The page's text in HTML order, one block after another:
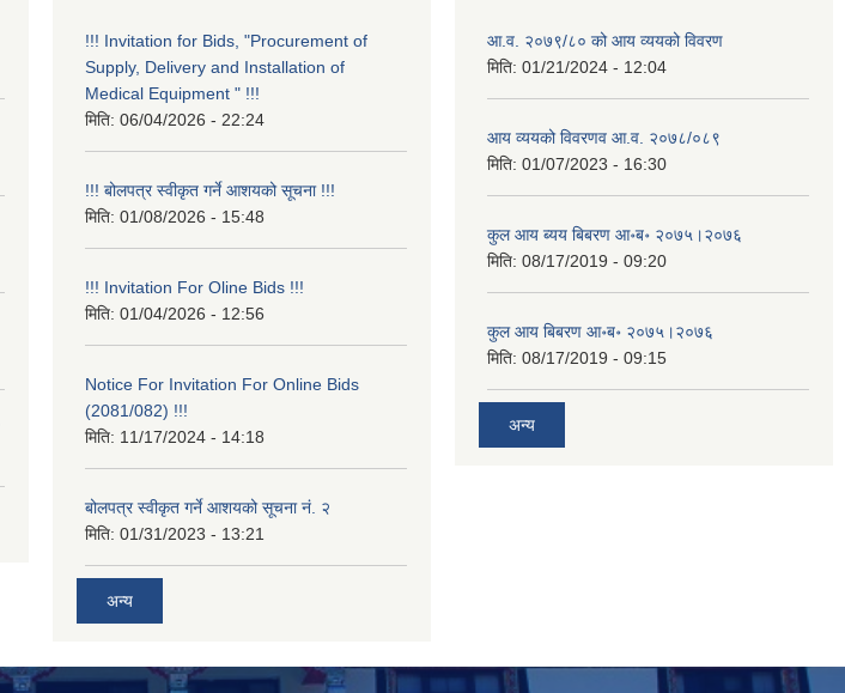
!!! Invitation for Bids, "Procurement of
Supply, Delivery and Installation of
Medical Equipment " !!!
मिति: 06/04/2026 - 22:24
!!! बोलपत्र स्वीकृत गर्ने आशयको सूचना !!!
मिति: 01/08/2026 - 15:48
!!! Invitation For Oline Bids !!!
मिति: 01/04/2026 - 12:56
Notice For Invitation For Online Bids
(2081/082) !!!
मिति: 11/17/2024 - 14:18
बोलपत्र स्वीकृत गर्ने आशयको सूचना नं. २
मिति: 01/31/2023 - 13:21
अन्य
आ.व. २०७९/८० को आय व्ययको विवरण
मिति: 01/21/2024 - 12:04
आय व्ययको विवरणव आ.व. २०७८/०८९
मिति: 01/07/2023 - 16:30
कुल आय ब्यय बिबरण आ॰ब॰ २०७५।२०७६
मिति: 08/17/2019 - 09:20
कुल आय बिबरण आ॰ब॰ २०७५।२०७६
मिति: 08/17/2019 - 09:15
अन्य